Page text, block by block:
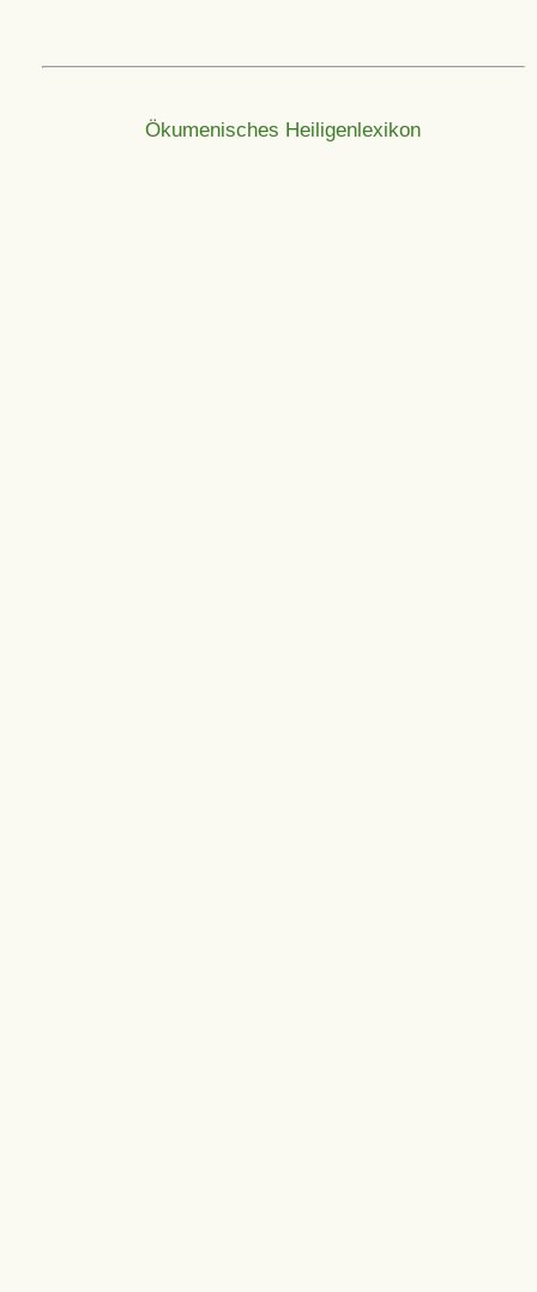
Ökumenisches Heiligenlexikon